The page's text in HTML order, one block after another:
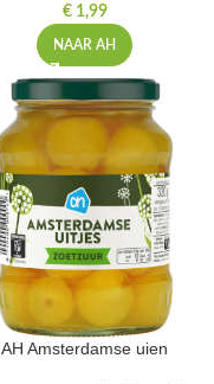
€1,99
NAAR AH
AH Amsterdamse uien